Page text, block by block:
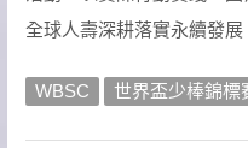
全球人壽深耕落實永續發展
WBSC 世界盃少棒錦標